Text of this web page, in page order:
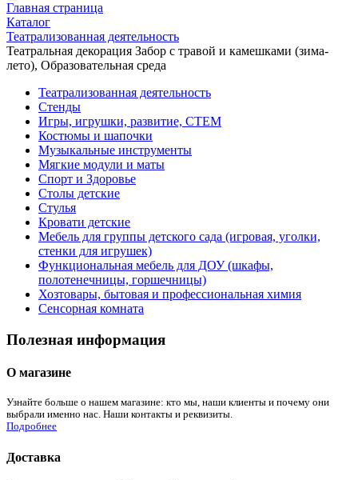
Главная страница
Каталог
Театрализованная деятельность
Театральная декорация Забор с травой и камешками (зима-
лето), Образовательная среда
Театрализованная деятельность
Стенды
Игры, игрушки, развитие, СТЕМ
Костюмы и шапочки
Музыкальные инструменты
Мягкие модули и маты
Спорт и Здоровье
Столы детские
Стулья
Кровати детские
Мебель для группы детского сада (игровая, уголки,
стенки для игрушек)
Функциональная мебель для ДОУ (шкафы,
полотенечницы, горшечницы)
Хозтовары, бытовая и профессиональная химия
Сенсорная комната
Полезная информация
О магазине
Узнайте больше о нашем магазине: кто мы, наши клиенты и почему они
выбрали именно нас. Наши контакты и реквизиты.
Подробнее
Доставка